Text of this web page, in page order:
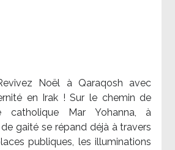
Noël à Qaraqosh avec
en Irak ! Sur le chemin de
catholique Mar Yohanna, à
gaité se répand déjà à travers
publiques, les illuminations